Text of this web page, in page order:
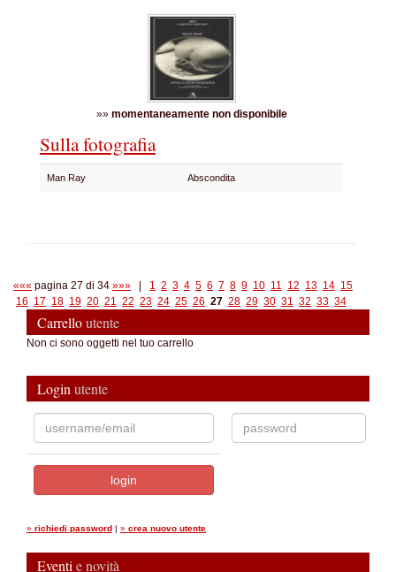
»» momentaneamente non disponibile
Sulla fotografia
Man Ray Abscondita
««« pagina 27 di 34 »»» 1 2 3 4 5 6 7 8 9 10 11 12 13 14 15
16 17 18 19 20 21 22 23 24 25 26 27 28 29 30 31 32 33 34
Carrelloutente
Non ci sono oggetti nel tuo carrello
Login utente
» richiedi password | » crea nuovo utente
Eventi e novità